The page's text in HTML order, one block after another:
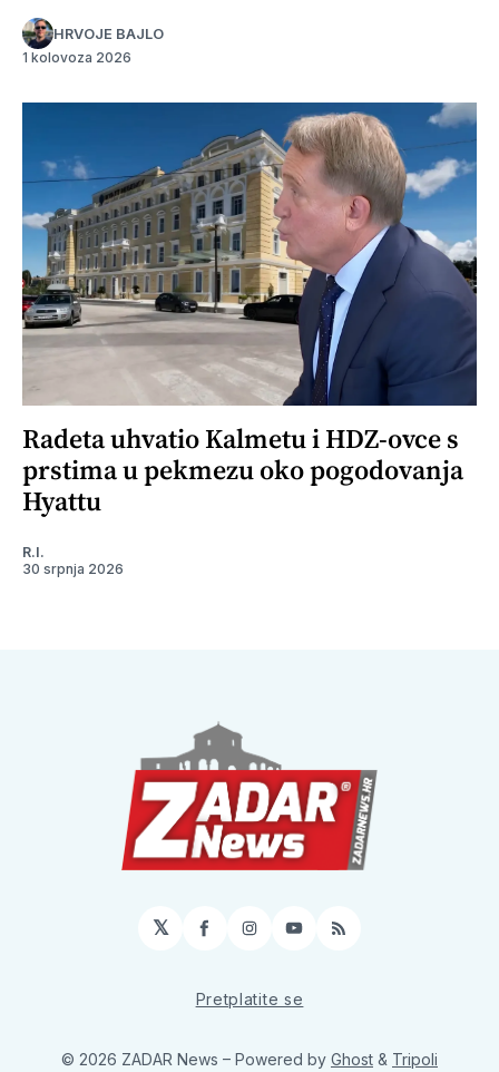
HRVOJE BAJLO
1 kolovoza 2026
Radeta uhvatio Kalmetu i HDZ-ovce s
prstima u pekmezu oko pogodovanja
Hyattu
R.I.
30 srpnja 2026
𝕏 Facebook
Instagram
YouTube
RSS
Pretplatite se
© 2026 ZADAR News – Powered by Ghost & Tripoli